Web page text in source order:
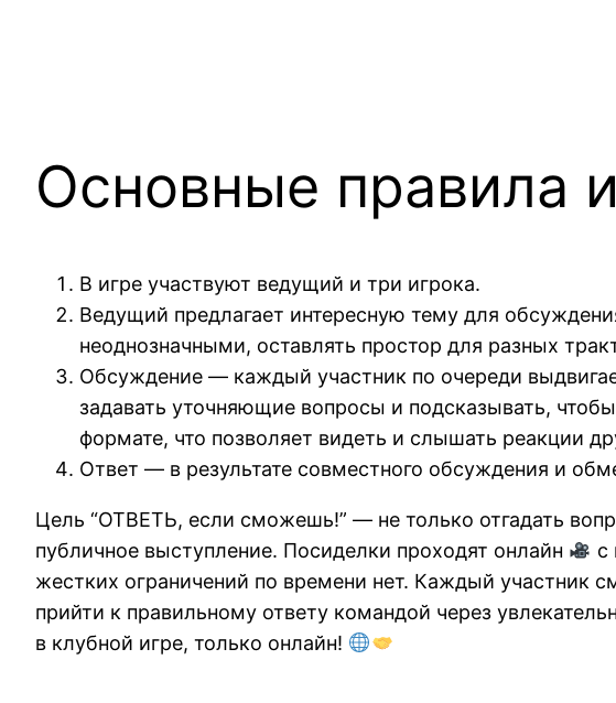
Основные правила
В игре участвуют ведущий и три игрока.
Ведущий предлагает интересную тему для
неоднозначными, оставлять простор для разных
Обсуждение — каждый участник по очереди
задавать уточняющие вопросы и подсказывать,
формате, что позволяет видеть и слышать реакции
Ответ — в результате совместного обсуждения и
Цель “ОТВЕТЬ, если сможешь!” — не только отгадать
публичное выступление. Посиделки проходят онлайн
с
жестких ограничений по времени нет. Каждый участник
прийти к правильному ответу командой через
в клубной игре, только онлайн!